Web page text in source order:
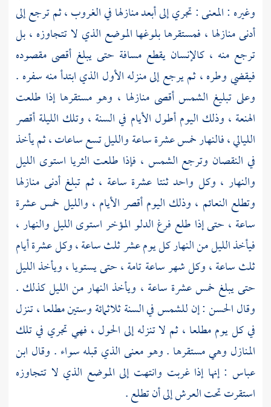
وغيره : المعنى : تجري إلى أبعد منازلها في الغروب ، ثم ترجع إلى
أدنى منازلها ، فمستقرها بلوغها الموضع الذي لا تتجاوزه ، بل
ترجع منه ، كالإنسان يقطع مسافة حتى يبلغ أقصى مقصوده
فيقضي وطره ، ثم يرجع إلى منزله الأول الذي ابتدأ منه سفره .
وعلى تبليغ الشمس أقصى منازلها ، وهو مستقرها إذا طلعت
الهنعة ، وذلك اليوم أطول الأيام في السنة ، وتلك الليلة أقصر
الليالي ، فالنهار خمس عشرة ساعة والليل تسع ساعات ، ثم يأخذ
في النقصان وترجع الشمس ، فإذا طلعت الثريا استوى الليل
والنهار ، وكل واحد ثنتا عشرة ساعة ، ثم تبلغ أدنى منازلها
وتطلع النعائم ، وذلك اليوم أقصر الأيام ، والليل خمس عشرة
ساعة ، حتى إذا طلع فرغ الدلو المؤخر استوى الليل والنهار ،
فيأخذ الليل من النهار كل يوم عشر ثلث ساعة ، وكل عشرة أيام
ثلث ساعة ، وكل شهر ساعة تامة ، حتى يستويا ، ويأخذ الليل
حتى يبلغ خمس عشرة ساعة ، ويأخذ النهار من الليل كذلك .
وقالالحسن: إن للشمس في السنة ثلاثمائة وستين مطلعا ، تنزل
في كل يوم مطلعا ، ثم لا تنزله إلى الحول ، فهي تجري في تلك
المنازل وهي مستقرها . وهو معنى الذي قبله سواء . وقال ابن
عباس : إنها إذا غربت وانتهت إلى الموضع الذي لا تتجاوزه
استقرت تحت العرش إلى أن تطلع .